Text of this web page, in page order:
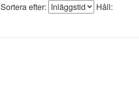
Sortera efter: Håll: